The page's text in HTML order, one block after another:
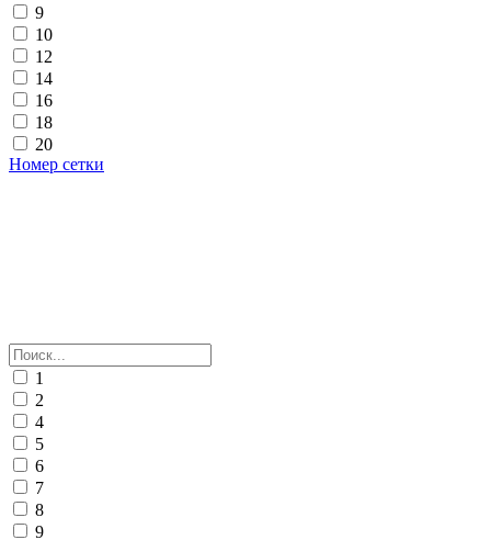
9
10
12
14
16
18
20
Номер сетки
1
2
4
5
6
7
8
9